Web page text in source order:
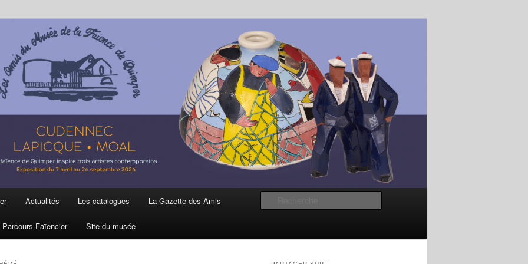
et de la Faïence de Quimper
Actualités Les catalogues La Gazette des Amis
Parcours Faïencier Site du musée